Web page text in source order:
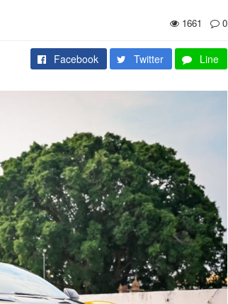
1661 0
Facebook Twitter Line